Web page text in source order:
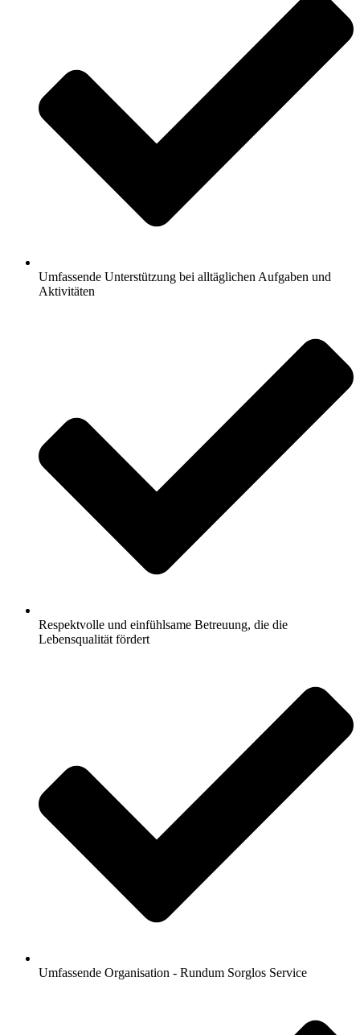
Umfassende Unterstützung bei alltäglichen Aufgaben und
Aktivitäten
Respektvolle und einfühlsame Betreuung, die die
Lebensqualität fördert
Umfassende Organisation - Rundum Sorglos Service